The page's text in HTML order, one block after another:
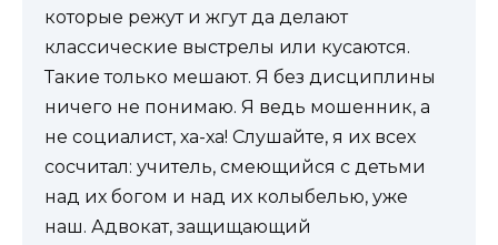
которые режут и жгут да делают
классические выстрелы или кусаются.
Такие только мешают. Я без дисциплины
ничего не понимаю. Я ведь мошенник, а
не социалист, ха-ха! Слушайте, я их всех
сосчитал: учитель, смеющийся с детьми
над их богом и над их колыбелью, уже
наш. Адвокат, защищающий